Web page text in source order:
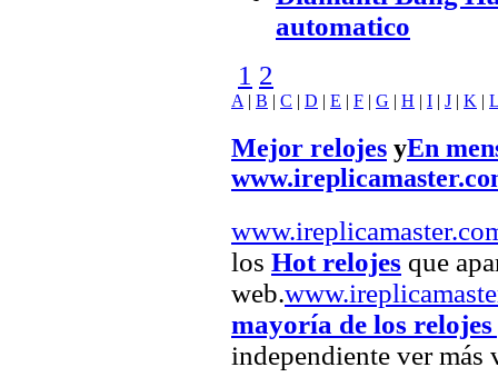
automatico
1 2
A | B | C | D | E | F | G | H | I | J | K | L
Mejor relojes yEn
los Hot relojes que
web.
mayoría de los
independiente ver más